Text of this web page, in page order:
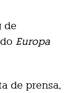
de
Europa
de prensa,